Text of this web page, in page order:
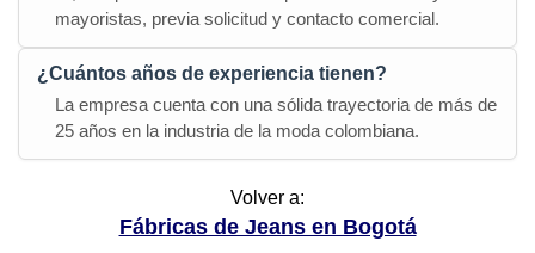
mayoristas, previa solicitud y contacto comercial.
¿Cuántos años de experiencia tienen?
La empresa cuenta con una sólida trayectoria de más de
25 años en la industria de la moda colombiana.
Volver a:
Fábricas de Jeans en Bogotá